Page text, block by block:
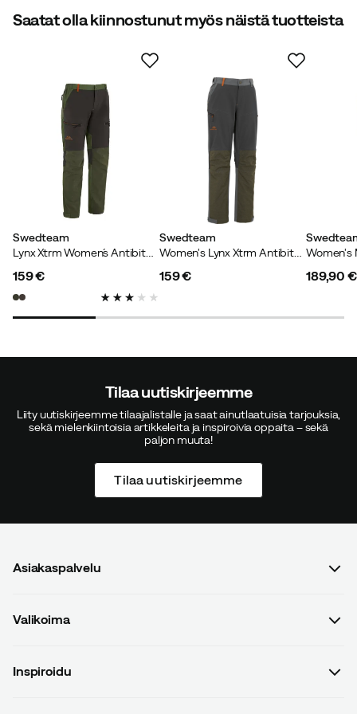
Saatat olla kiinnostunut myös näistä tuotteista
Swedteam
price
159 €
Swedteam
159 € 189,90 €
Tilaa uutiskirjeemme
Liity uutiskirjeemme tilaajalistalle ja saat ainutlaatuisia tarjouksia,
sekä mielenkiintoisia artikkeleita ja inspiroivia oppaita – sekä
paljon muuta!
Tilaa uutiskirjeemme
Asiakaspalvelu
Ota yhteyttä
Valikoima
Miehet
Inspiroidu